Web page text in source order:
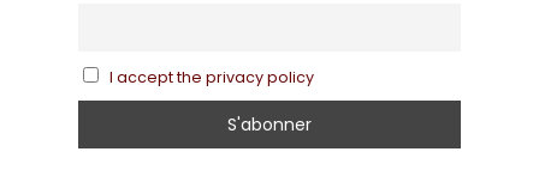
I accept the privacy policy